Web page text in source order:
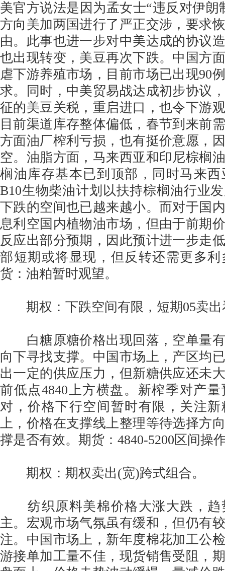
美官方说法是因为孟女士“违反对伊朗
方向美加两国进行了严正交涉，要求
由。此事也进一步对中美达成的协议
也出现转变，美豆再次下跌。中国方
虐下游养殖市场，目前市场已出现90
求。同时，中美贸易战达成初步协议
征的美豆关税，重启进口，也令下游
目前渠道库存整体偏低，春节到来前
方面油厂榨利亏损，也有挺价意愿，
空。油脂方面，马来西亚和印尼棕榈
榈油库存基本已到顶部，同时马来
B10生物柴油计划以扶持棕榈油行业
下跌的空间也已越来越小。而对于国
息利空国内植物油市场，但由于前期
反应出部分预期，因此预计进一步走
部短期或将显现，但反转还需更多
货：油粕暂时观望。
期权：下跌空间有限，短期05卖出
白糖原糖价格出现回落，空单量有
向下寻找支撑。中国市场上，产区均
出一定的供应压力，但新糖供应还未
前低点4840上方横盘。新榨季对产
对，价格下行空间暂时有限，关注
上，价格在支撑线上整理等待选择方
撑是否有效。期货：4840-5200区间操
期权：期权卖出(宽)跨式组合。
纺织原料美棉价格大涨大跌，趋
主。宏观市场气氛虽有缓和，但仍有
注。中国市场上，新年度棉花加工公
游接单加工量不佳，现货销售受阻，